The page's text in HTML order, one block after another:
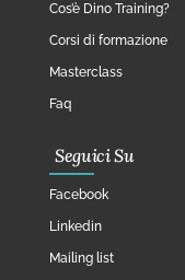
Cos’è Dino Training?
Corsi di formazione
Masterclass
Faq
Seguici Su
Facebook
Linkedin
Mailing list